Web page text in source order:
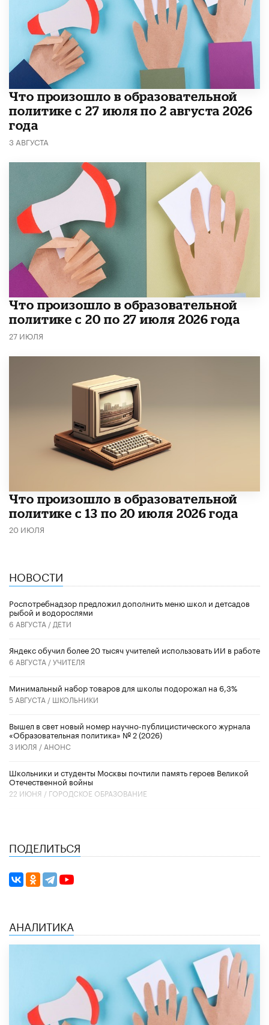
​Что произошло в образовательной
политике с 27 июля по 2 августа 2026
года
3 АВГУСТА
​Что произошло в образовательной
политике с 20 по 27 июля 2026 года
27 ИЮЛЯ
Что произошло в образовательной
политике с 13 по 20 июля 2026 года
20 ИЮЛЯ
НОВОСТИ
Роспотребнадзор предложил дополнить меню школ и детсадов
рыбой и водорослями
6 АВГУСТА / ДЕТИ
​Яндекс обучил более 20 тысяч учителей использовать ИИ в работе
6 АВГУСТА /УЧИТЕЛЯ
Минимальный набор товаров для школы подорожал на 6,3%
5 АВГУСТА / ШКОЛЬНИКИ
Вышел в свет новый номер научно-публицистического журнала
«Образовательная политика» № 2 (2026)
3 ИЮЛЯ / АНОНС
Школьники и студенты Москвы почтили память героев Великой
Отечественной войны
22 ИЮНЯ / ГОРОДСКОЕ ОБРАЗОВАНИЕ
ПОДЕЛИТЬСЯ
АНАЛИТИКА